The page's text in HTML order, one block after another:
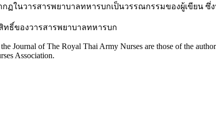
ฏในวารสารพยาบาลทหารบกเป็นวรรณกรรมของผู้เขียน
ธิ์ของวารสารพยาบาลทหารบก
Journal of The Royal Thai Army Nurses are those of the
Association.